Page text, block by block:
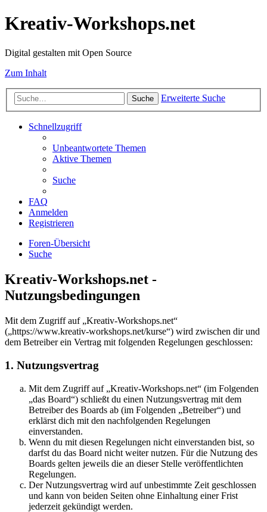
Kreativ-Workshops.net
Digital gestalten mit Open Source
Zum Inhalt
Suche Erweiterte Suche
Schnellzugriff
Unbeantwortete Themen
Aktive Themen
Suche
FAQ
Anmelden
Registrieren
Foren-Übersicht
Suche
Kreativ-Workshops.net -
Nutzungsbedingungen
Mit dem Zugriff auf „Kreativ-Workshops.net“
(„https://www.kreativ-workshops.net/kurse“) wird zwischen dir und
dem Betreiber ein Vertrag mit folgenden Regelungen geschlossen:
1. Nutzungsvertrag
Mit dem Zugriff auf „Kreativ-Workshops.net“ (im Folgenden
„das Board“) schließt du einen Nutzungsvertrag mit dem
Betreiber des Boards ab (im Folgenden „Betreiber“) und
erklärst dich mit den nachfolgenden Regelungen
einverstanden.
Wenn du mit diesen Regelungen nicht einverstanden bist, so
darfst du das Board nicht weiter nutzen. Für die Nutzung des
Boards gelten jeweils die an dieser Stelle veröffentlichten
Regelungen.
Der Nutzungsvertrag wird auf unbestimmte Zeit geschlossen
und kann von beiden Seiten ohne Einhaltung einer Frist
jederzeit gekündigt werden.